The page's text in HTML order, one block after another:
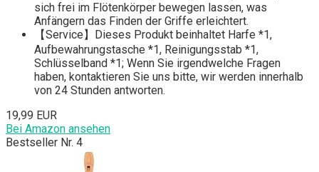
sich frei im Flötenkörper bewegen lassen, was
Anfängern das Finden der Griffe erleichtert.
【Service】Dieses Produkt beinhaltet Harfe *1,
Aufbewahrungstasche *1, Reinigungsstab *1,
Schlüsselband *1; Wenn Sie irgendwelche Fragen
haben, kontaktieren Sie uns bitte, wir werden innerhalb
von 24 Stunden antworten.
19,99 EUR
Bei Amazon ansehen
Bestseller Nr. 4